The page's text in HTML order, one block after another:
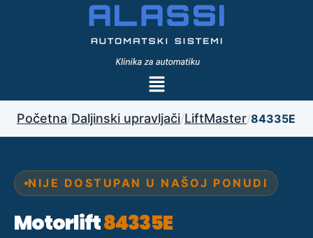
Početna/Daljinski upravljači/LiftMaster/84335E
NIJE DOSTUPAN U NAŠOJ PONUDI
Motorlift84335E